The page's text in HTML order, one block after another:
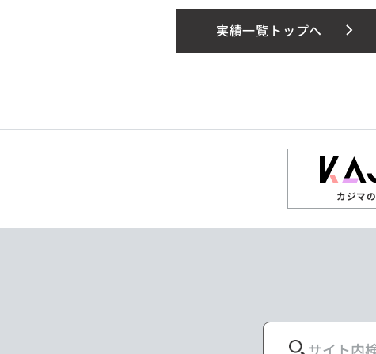
実績一覧トップへ
カジマの